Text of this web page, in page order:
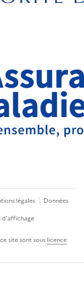
légales
Données
d'affichage
site sont sous licence